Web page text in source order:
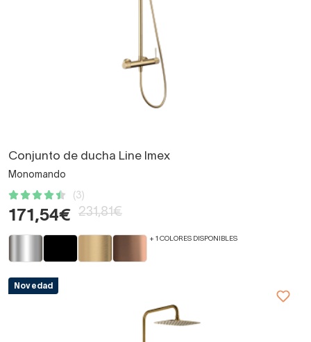
Conjunto de ducha Line Imex
Monomando
(3)
171,54€ 231,81€
+ 1 COLORES DISPONIBLES
Novedad